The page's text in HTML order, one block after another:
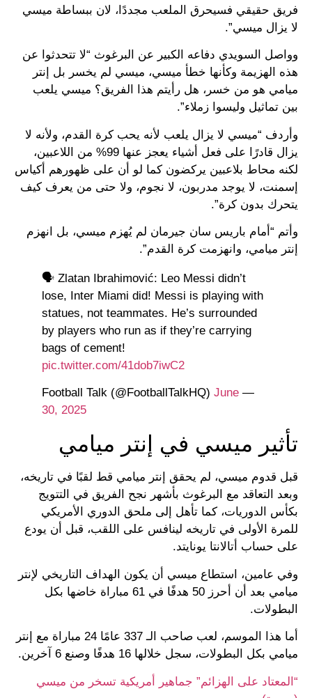
فريق حقيقي فسيحرق الملعب مجددًا، لان ببساطة ميسي
لا يزال ميسي”.
وواصل السويدي دفاعه الكبير عن البرغوث “لا تتحدثوا عن
هذه الهزيمة وكأنها خطأ ميسي، ميسي لم يخسر بل إنتر
ميامي هو من خسر، هل رأيتم هذا الفريق؟ ميسي يلعب
بين تماثيل وليسوا زملاء”.
وأردف “ميسي لا يزال يلعب لأنه يحب كرة القدم، ولأنه لا
يزال قادرًا على فعل أشياء يعجز عنها 99% من اللاعبين،
لكنه محاط بلاعبين يركضون كما لو أن على ظهورهم أكياس
إسمنت، لا يوجد مدربون، لا نجوم، ولا حتى من يعرف كيف
يتحرك بدون كرة”.
وأتم “أمام باريس سان جيرمان لم يُهزم ميسي، بل انهزم
إنتر ميامي، وانهزمت كرة القدم”.
🗣️ Zlatan Ibrahimović: Leo Messi didn’t
lose, Inter Miami did! Messi is playing with
statues, not teammates. He’s surrounded
by players who run as if they’re carrying
bags of cement!
pic.twitter.com/41dob7iwC2
— Football Talk (@FootballTalkHQ)
June
30, 2025
تأثير ميسي في إنتر ميامي
قبل قدوم ميسي، لم يحقق إنتر ميامي قط لقبًا في تاريخه،
وبعد التعاقد مع البرغوث بأشهر نجح الفريق في التتويج
بكأس الدوريات، كما تأهل إلى ملحق الدوري الأمريكي
للمرة الأولى في تاريخه لينافس على اللقب، قبل أن يودع
على حساب أتالانتا يونايتد.
وفي عامين، استطاع ميسي أن يكون الهداف التاريخي لإنتر
ميامي بعد أن أحرز 50 هدفًا في 61 مباراة خاضها بكل
البطولات.
أما هذا الموسم، لعب صاحب الـ 337 عامًا 24 مباراة مع إنتر
ميامي بكل البطولات، سجل خلالها 16 هدفًا وصنع 6 آخرين.
“المعتاد على الهزائم” جماهير أمريكية تسخر من ميسي